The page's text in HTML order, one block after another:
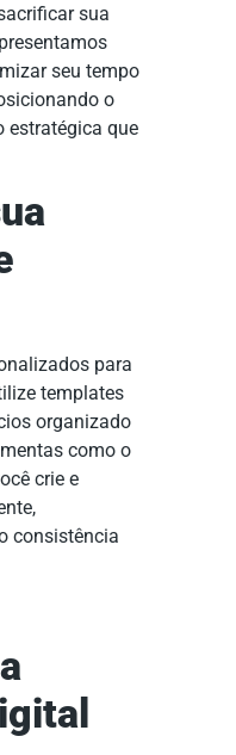
sua
seu tempo
o
estratégica que
para
templates
organizado
como o
crie e
consistência